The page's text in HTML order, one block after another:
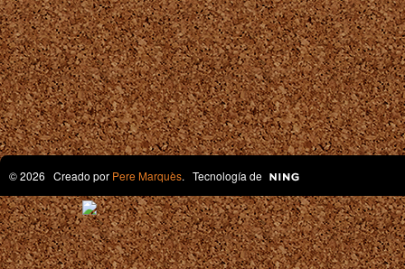
© 2026 Creado por Pere Marquès. Tecnología de